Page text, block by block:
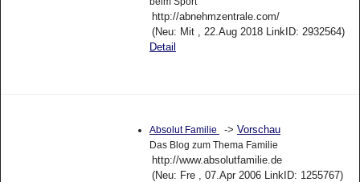
http://abnehmzentrale.com/
(Neu: Mit , 22.Aug 2018 LinkID: 2932564)
Detail
Absolut Familie -> Vorschau
Das Blog zum Thema Familie
http://www.absolutfamilie.de
(Neu: Fre , 07.Apr 2006 LinkID: 1255767)